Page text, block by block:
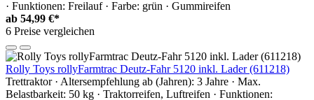
· Funktionen: Freilauf · Farbe: grün · Gummireifen
ab 54,99 €*
6 Preise vergleichen
Rolly Toys rollyFarmtrac Deutz-Fahr 5120 inkl. Lader (611218)
Trettraktor · Altersempfehlung ab (Jahren): 3 Jahre · Max.
Belastbarkeit: 50 kg · Traktorreifen, Luftreifen · Funktionen: